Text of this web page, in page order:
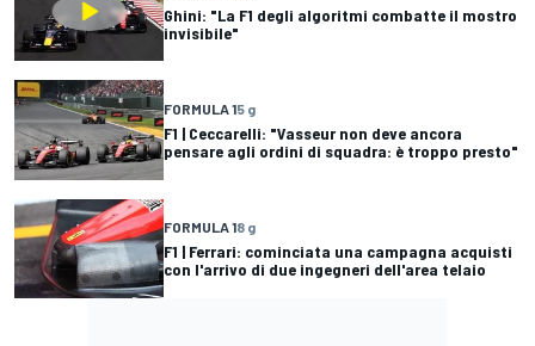
Ghini: "La F1 degli algoritmi combatte il mostro
invisibile"
FORMULA 15 g
F1 | Ceccarelli: "Vasseur non deve ancora
pensare agli ordini di squadra: è troppo presto"
FORMULA 18 g
F1 | Ferrari: cominciata una campagna acquisti
con l'arrivo di due ingegneri dell'area telaio